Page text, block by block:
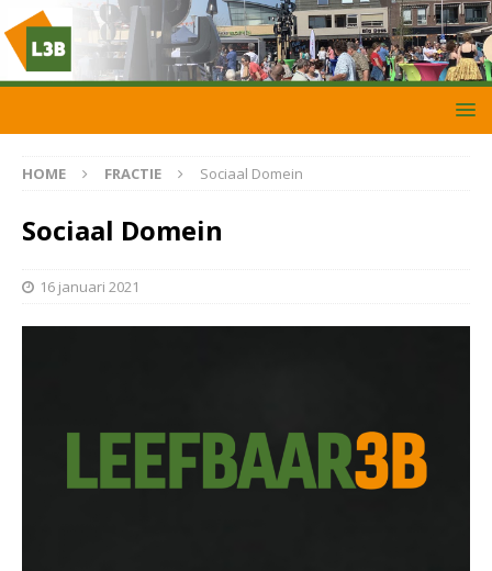
HOME FRACTIE Sociaal Domein
Sociaal Domein
16 januari 2021